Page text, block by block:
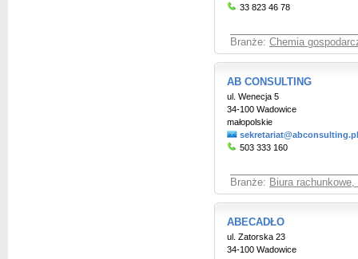
33 823 46 78
Branże: Chemia
AB CONSULTING
ul. Wenecja 5
34-100 Wadowice
małopolskie
sekretariat@abconsulting.pl
503 333 160
Branże: Biura
ABECADŁO
ul. Zatorska 23
34-100 Wadowice